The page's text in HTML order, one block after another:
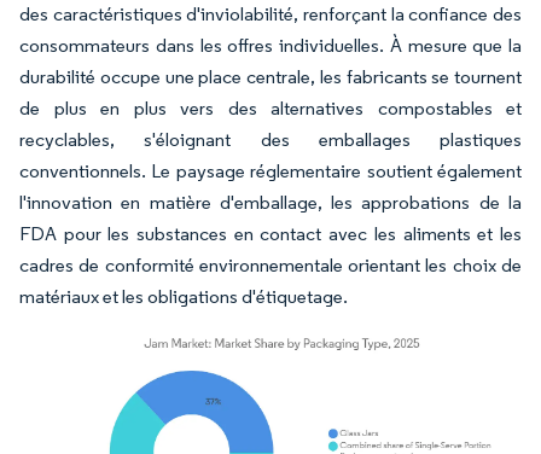
des caractéristiques d'inviolabilité, renforçant la confiance des
consommateurs dans les offres individuelles. À mesure que la
durabilité occupe une place centrale, les fabricants se tournent
de plus en plus vers des alternatives compostables et
recyclables, s'éloignant des emballages plastiques
conventionnels. Le paysage réglementaire soutient également
l'innovation en matière d'emballage, les approbations de la
FDA pour les substances en contact avec les aliments et les
cadres de conformité environnementale orientant les choix de
matériaux et les obligations d'étiquetage.